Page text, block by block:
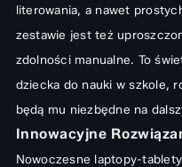
literowania, a nawet
zestawie jest też
zdolności manualne. To
dziecka do nauki w szkole,
będą mu niezbędne na
Innowacyjne
Nowoczesne laptopy-